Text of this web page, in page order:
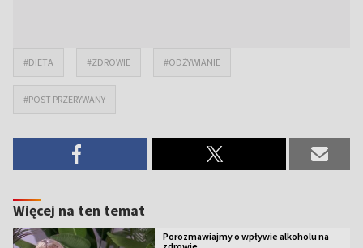
#DIETA #ZDROWIE #ODŻYWIANIE
#POST PRZERYWANY
Więcej na ten temat
Porozmawiajmy o wpływie alkoholu na